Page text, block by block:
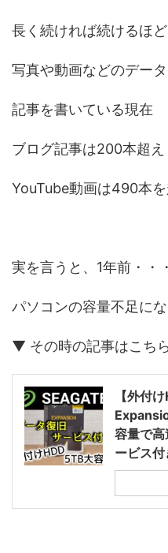
長く続ければ続けるほど
写真や動画などのデー
記事を書いている現在
ブログ記事は200本超え
YouTube動画は490本を
実を言うと、1年前・・・
パソコンの容量不足に
▼ その時の記事はこち
【外付
容量で
ービス付